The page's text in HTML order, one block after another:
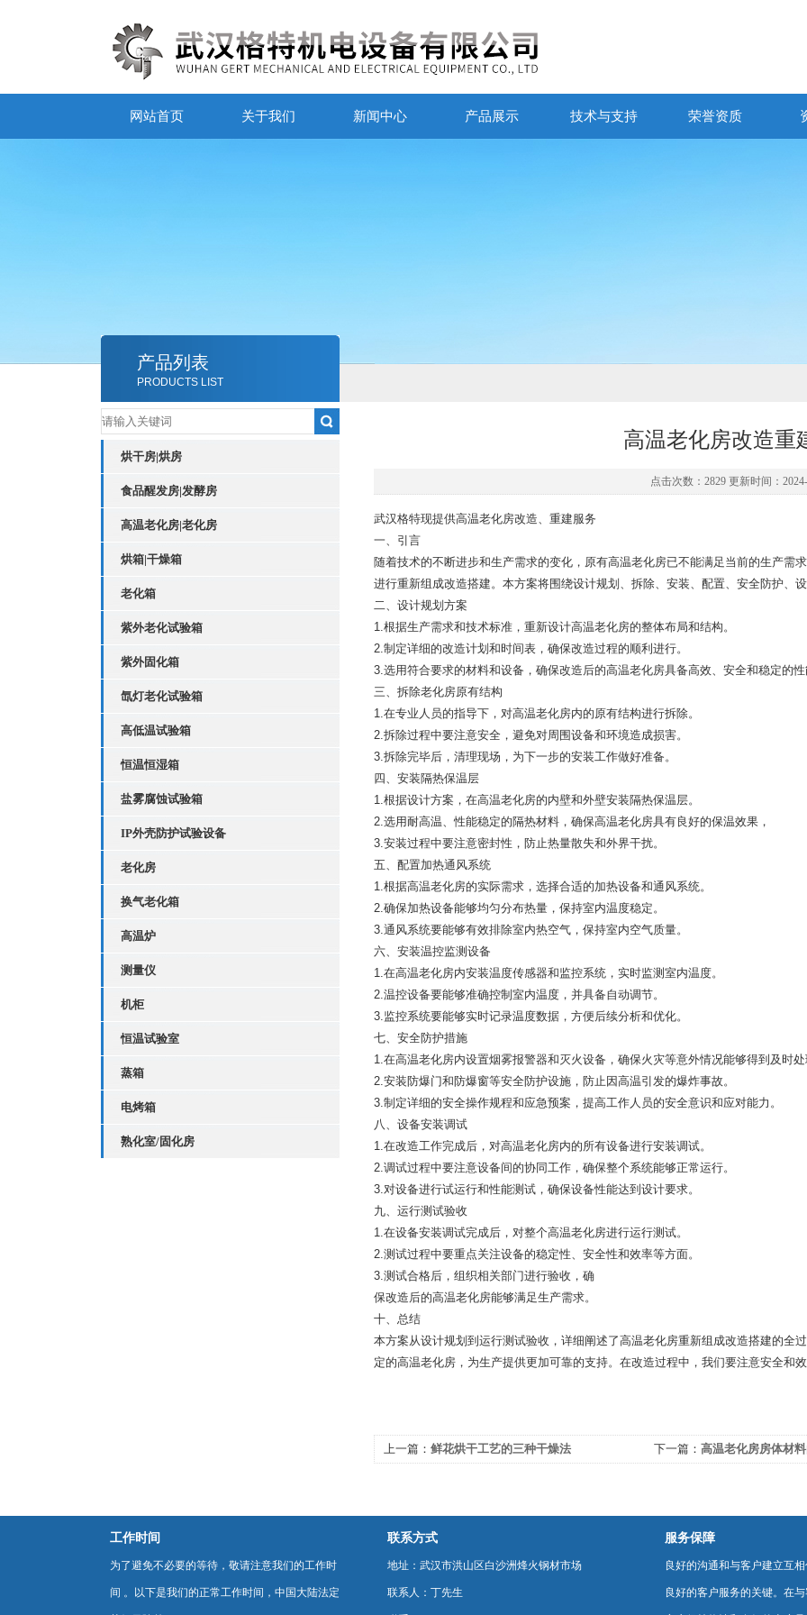
网站首页 关于我们 新闻中心 产品展示 技术与支持 荣誉资质
产品列表
PRODUCTS LIST
烘干房|烘房
食品醒发房|发酵房
高温老化房|老化房
烘箱|干燥箱
老化箱
紫外老化试验箱
紫外固化箱
氙灯老化试验箱
高低温试验箱
恒温恒湿箱
盐雾腐蚀试验箱
IP外壳防护试验设备
老化房
换气老化箱
高温炉
测量仪
机柜
恒温试验室
蒸箱
电烤箱
熟化室/固化房
高温老化房改造重
点击次数：2829 更新时间：
武汉格特现提供高温老化房改造、重建服务
一、引言
随着技术的不断进步和生产需求的变化，原有高温老化房已不能满足当前的生产需
进行重新组成改造搭建。本方案将围绕设计规划、拆除、安装、配置、安全防护、
二、设计规划方案
1.根据生产需求和技术标准，重新设计高温老化房的整体布局和结构。
2.制定详细的改造计划和时间表，确保改造过程的顺利进行。
3.选用符合要求的材料和设备，确保改造后的高温老化房具备高效、安全和稳定的
三、拆除老化房原有结构
1.在专业人员的指导下，对高温老化房内的原有结构进行拆除。
2.拆除过程中要注意安全，避免对周围设备和环境造成损害。
3.拆除完毕后，清理现场，为下一步的安装工作做好准备。
四、安装隔热保温层
1.根据设计方案，在高温老化房的内壁和外壁安装隔热保温层。
2.选用耐高温、性能稳定的隔热材料，确保高温老化房具有良好的保温效果，
3.安装过程中要注意密封性，防止热量散失和外界干扰。
五、配置加热通风系统
1.根据高温老化房的实际需求，选择合适的加热设备和通风系统。
2.确保加热设备能够均匀分布热量，保持室内温度稳定。
3.通风系统要能够有效排除室内热空气，保持室内空气质量。
六、安装温控监测设备
1.在高温老化房内安装温度传感器和监控系统，实时监测室内温度。
2.温控设备要能够准确控制室内温度，并具备自动调节。
3.监控系统要能够实时记录温度数据，方便后续分析和优化。
七、安全防护措施
1.在高温老化房内设置烟雾报警器和灭火设备，确保火灾等意外情况能够得到及时
2.安装防爆门和防爆窗等安全防护设施，防止因高温引发的爆炸事故。
3.制定详细的安全操作规程和应急预案，提高工作人员的安全意识和应对能力。
八、设备安装调试
1.在改造工作完成后，对高温老化房内的所有设备进行安装调试。
2.调试过程中要注意设备间的协同工作，确保整个系统能够正常运行。
3.对设备进行试运行和性能测试，确保设备性能达到设计要求。
九、运行测试验收
1.在设备安装调试完成后，对整个高温老化房进行运行测试。
2.测试过程中要重点关注设备的稳定性、安全性和效率等方面。
3.测试合格后，组织相关部门进行验收，确
保改造后的高温老化房能够满足生产需求。
十、总结
本方案从设计规划到运行测试验收，详细阐述了高温老化房重新组成改造搭建的全
定的高温老化房，为生产提供更加可靠的支持。在改造过程中，我们要注意安全和
上一篇： 鲜花烘干工艺的三种干燥法 下一篇： 高温老化房房体材
工作时间
为了避免不必要的等待，敬请注意我们的工作时
间 。以下是我们的正常工作时间，中国大陆法定
联系方式
地址：武汉市洪山区白沙洲烽火钢材市场
联系人：丁先生
服务保障
良好的沟通和与客户建立互
良好的客户服务的关键。在